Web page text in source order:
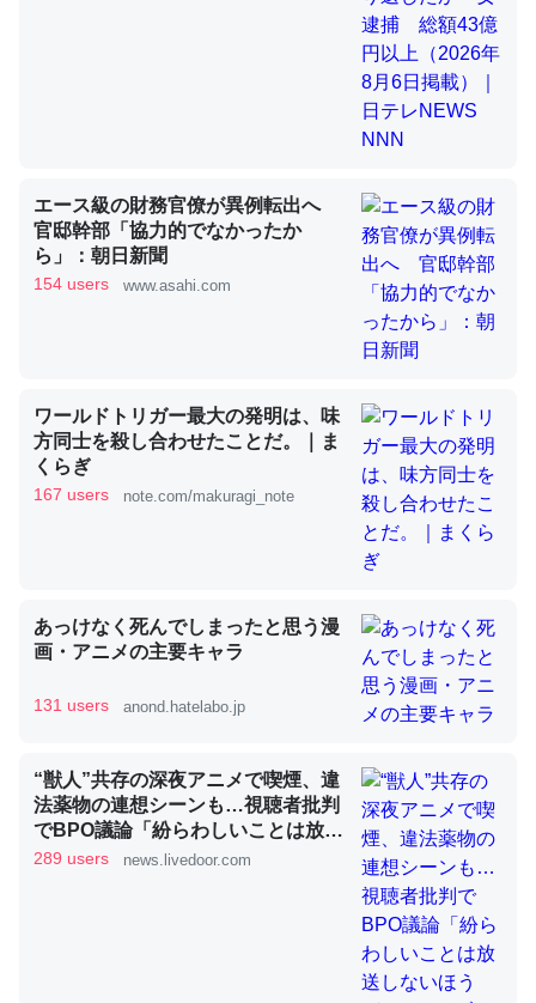
昆虫ってカルシウム少ないのか。知らんかった。調べたら
─ニュース :: 【研究発表】昆虫学の大問題＝「昆虫はなぜ海にいな
いのか」に関する新仮説
利だから両方が拮抗してるのでは」とあって面白い。海に
いる鋏角類（カブトガニ・ウミグモ）はカルシウムを使わ
ずキチンを強化してる筈だが、酵素が違うのか？
─ニュース :: 【研究発表】昆虫学の大問題＝「昆虫はなぜ海にいな
これを元に考えるとカルシウムを大量に使う脊椎動物と貝
類は苦労してるんだな…。腹足類だと殻を無くしてナメク
いのか」に関する新仮説
ウチもEchoを実家に置いて４年。でたまに覗いてる。ぼ
ちぼちRingも置こうかと画策中。あと、Googleマップで
位置情報を共有してる。電池残量や充電中かが分かるので
エース級の財務官僚が異例転出へ
官邸幹部「協力的でなかったか
ら」：朝日新聞
154 users www.asahi.com
ワールドトリガー最大の発明は、味
方同士を殺し合わせたことだ。｜ま
くらぎ
167 users note.com/makuragi_note
あっけなく死んでしまったと思う漫
画・アニメの主要キャラ
131 users anond.hatelabo.jp
“獣人”共存の深夜アニメで喫煙、違
法薬物の連想シーンも…視聴者批判
でBPO議論「紛らわしいことは放送
しないほうが」 - ライブドアニュー
289 users news.livedoor.com